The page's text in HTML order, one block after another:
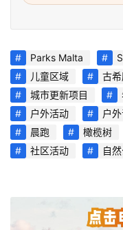
首
页
旅
游
攻
略
Parks Malta
儿童区域
古
城市更新项目
户外活动
户
晨跑
橄榄树
社区活动
自